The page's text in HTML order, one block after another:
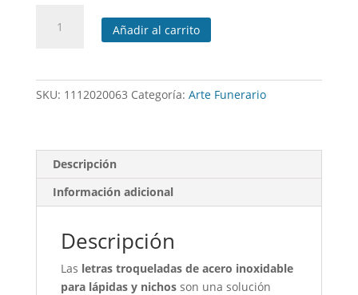
troqueladas
Añadir al carrito
SKU: 1112020063 Categoría: Arte Funerario
Descripción
Información adicional
Descripción
Las letras troqueladas de acero inoxidable
para lápidas y nichosson una solución